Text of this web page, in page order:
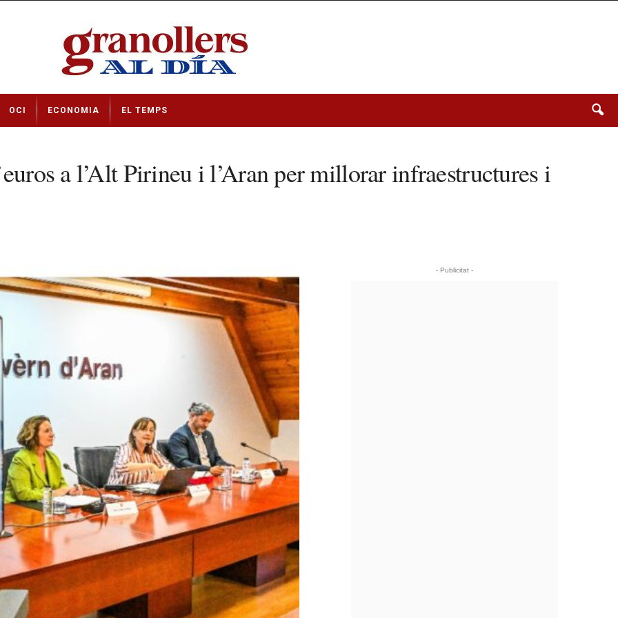
OCI ECONOMIA EL TEMPS
a l’Alt Pirineu i l’Aran per millorar infraestructures i
- Publicitat -